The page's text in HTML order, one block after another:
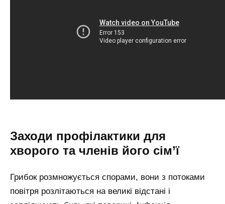
Заходи профілактики для
хворого та членів його сім’ї
Грибок розмножується спорами, вони з потоками
повітря розлітаються на великі відстані і